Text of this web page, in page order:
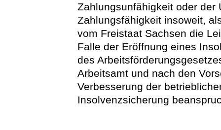
Zahlungsunfähigkeit oder der
Zahlungsfähigkeit insoweit,
vom Freistaat Sachsen die
Falle der Eröffnung eines
des
Arbeitsamt und nach den
Verbesserung der
Insolvenzsicherung